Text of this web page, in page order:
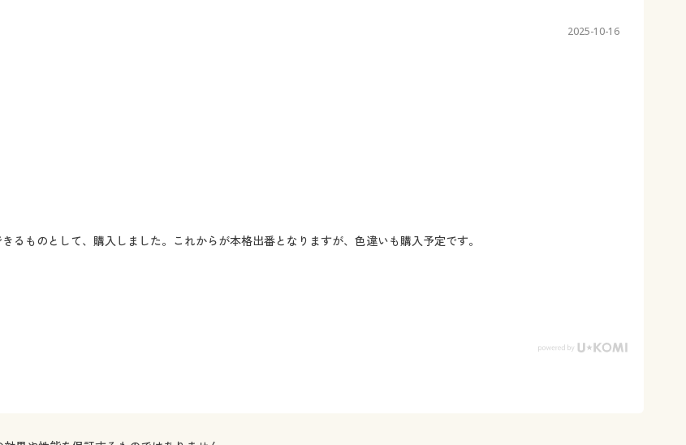
2025-10-16
ものとして、購入しました。これからが本格出番となりますが、色違いも購入予定です。